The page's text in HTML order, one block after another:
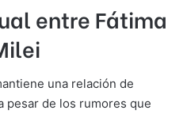
entre Fátima
una relación de
pesar de los rumores que